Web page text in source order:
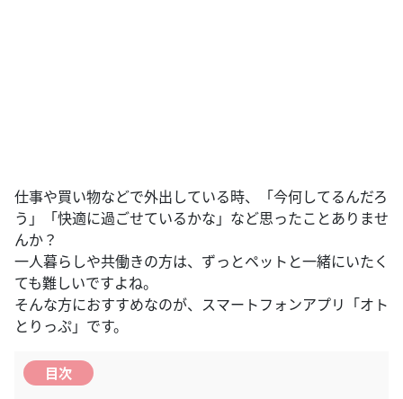
仕事や買い物などで外出している時、「今何してるんだろ
う」「快適に過ごせているかな」など思ったことありませ
んか？
一人暮らしや共働きの方は、ずっとペットと一緒にいたく
ても難しいですよね。
そんな方におすすめなのが、スマートフォンアプリ「オト
とりっぷ」です。
目次